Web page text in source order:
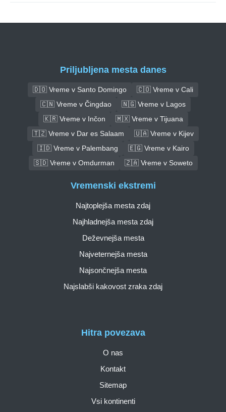
Priljubljena mesta danes
🇩🇴 Vreme v Santo Domingo
🇨🇴 Vreme v Cali
🇨🇳 Vreme v Čingdao
🇳🇬 Vreme v Lagos
🇰🇷 Vreme v Inčon
🇲🇽 Vreme v Tijuana
🇹🇿 Vreme v Dar es Salaam
🇺🇦 Vreme v Kijev
🇮🇩 Vreme v Palembang
🇪🇬 Vreme v Kairo
🇸🇩 Vreme v Omdurman
🇿🇦 Vreme v Soweto
Hitra povezava
O nas
Kontakt
Sitemap
Vsi kontinenti
Vremenski ekstremi
Najtoplejša mesta zdaj
Najhladnejša mesta zdaj
Deževnejša mesta
Najveternejša mesta
Najsončnejša mesta
Najslabši kakovost zraka zdaj